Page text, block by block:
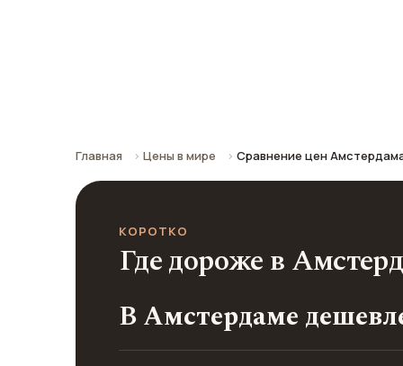
Главная Цены в мире Сравнение цен
КОРОТКО
Где дороже в
В Амстердаме